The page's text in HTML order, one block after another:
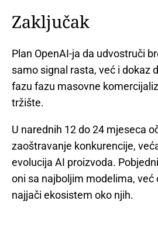
Zaključak
Plan OpenAI-ja da udvostruči
samo signal rasta, već i dokaz
fazu fazu masovne
tržište.
U narednih 12 do 24 mjeseca
zaoštravanje konkurencije,
evolucija AI proizvoda.
oni sa najboljim modelima, već
najjači ekosistem oko njih.